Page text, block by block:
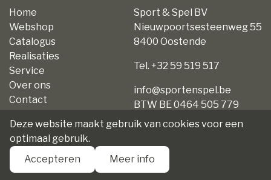
Home
Webshop
Catalogus
Realisaties
Service
Over ons
Contact
Disclaimer
Algemene voorwaarden
Sport & Spel BV
Nieuwpoortsesteenweg 55
8400 Oostende
Tel. +32 59 519 517
info@sportenspel.be
BTW BE 0464 505 779
Deze website maakt gebruik van cookies voor een
optimaal gebruik.
Accepteren
Meer info